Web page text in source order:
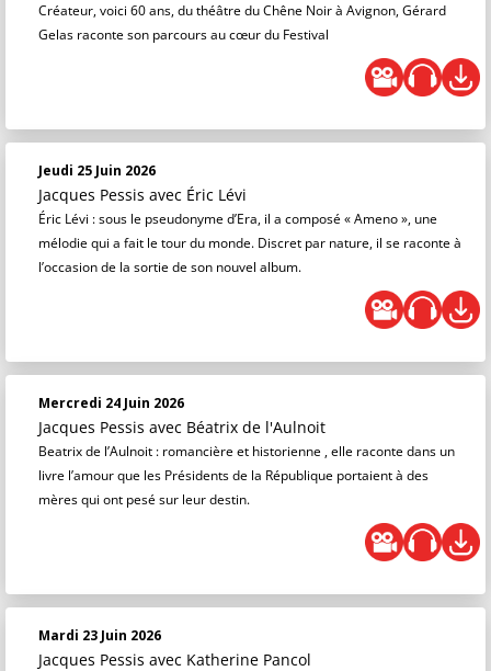
Créateur, voici 60 ans, du théâtre du Chêne Noir à Avignon, Gérard
Gelas raconte son parcours au cœur du Festival
Jeudi 25 Juin 2026
Jacques Pessis avec Éric Lévi
Éric Lévi : sous le pseudonyme d’Era, il a composé « Ameno », une
mélodie qui a fait le tour du monde. Discret par nature, il se raconte à
l’occasion de la sortie de son nouvel album.
Mercredi 24 Juin 2026
Jacques Pessis avec Béatrix de l'Aulnoit
Beatrix de l’Aulnoit : romancière et historienne , elle raconte dans un
livre l’amour que les Présidents de la République portaient à des
mères qui ont pesé sur leur destin.
Mardi 23 Juin 2026
Jacques Pessis avec Katherine Pancol